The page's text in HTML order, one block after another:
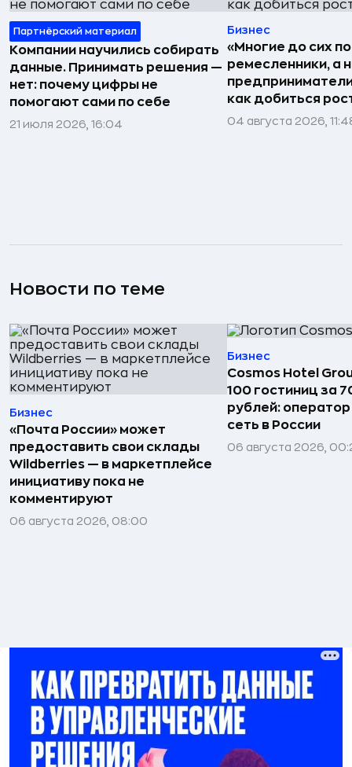
Партнёрский материал
Компании научились собирать
данные. Принимать решения —
нет: почему цифры не
помогают сами по себе
21 июля 2026, 16:04
Бизнес
«Многие до сих
ремесленники, а
как добиться
04 августа 2026,
Новости по теме
Бизнес
«Почта России» может
предоставить свои склады
Wildberries — в маркетплейсе
инициативу пока не
комментируют
06 августа 2026, 08:00
Бизнес
Cosmos Hotel
100 гостиниц за
рублей:
сеть в России
06 августа 2026,